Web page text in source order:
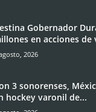
Gobernador
en acciones de
2026
3 sonorenses,
hockey varonil de...